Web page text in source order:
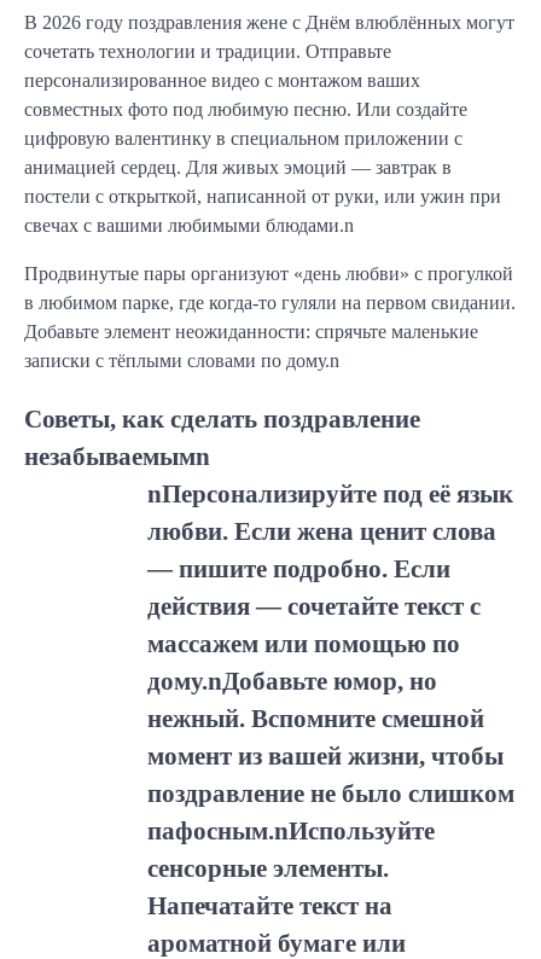
В 2026 году поздравления жене с Днём влюблённых могут
сочетать технологии и традиции. Отправьте
персонализированное видео с монтажом ваших
совместных фото под любимую песню. Или создайте
цифровую валентинку в специальном приложении с
анимацией сердец. Для живых эмоций — завтрак в
постели с открыткой, написанной от руки, или ужин при
свечах с вашими любимыми блюдами.n
Продвинутые пары организуют «день любви» с прогулкой
в любимом парке, где когда-то гуляли на первом свидании.
Добавьте элемент неожиданности: спрячьте маленькие
записки с тёплыми словами по дому.n
Советы, как сделать поздравление
незабываемымn
nПерсонализируйте под её язык
любви. Если жена ценит слова
— пишите подробно. Если
действия — сочетайте текст с
массажем или помощью по
дому.nДобавьте юмор, но
нежный. Вспомните смешной
момент из вашей жизни, чтобы
поздравление не было слишком
пафосным.nИспользуйте
сенсорные элементы.
Напечатайте текст на
ароматной бумаге или